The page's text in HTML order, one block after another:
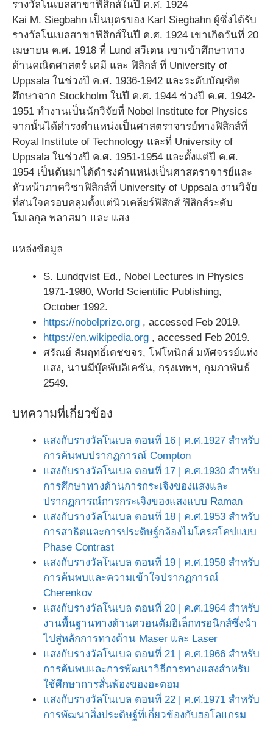
รางวัลโนเบลสาขาฟิสิกส์ในปี ค.ศ. 1924
Kai M. Siegbahn เป็นบุตรของ Karl Siegbahn ผู้ซึ่งได้รับ
รางวัลโนเบลสาขาฟิสิกส์ในปี ค.ศ. 1924 เขาเกิดวันที่ 20
เมษายน ค.ศ. 1918 ที่ Lund สวีเดน เขาเข้าศึกษาทาง
ด้านคณิตศาสตร์ เคมี และ ฟิสิกส์ ที่ University of
Uppsala ในช่วงปี ค.ศ. 1936-1942 และระดับบัณฺฑิต
ศึกษาจาก Stockholm ในปี ค.ศ. 1944 ช่วงปี ค.ศ. 1942-
1951 ทำงานเป็นนักวิจัยที่ Nobel Institute for Physics
จากนั้นได้ดำรงตำแหน่งเป็นศาสตราจารย์ทางฟิสิกส์ที่
Royal Institute of Technology และที่ University of
Uppsala ในช่วงปี ค.ศ. 1951-1954 และตั้งแต่ปี ค.ศ.
1954 เป็นต้นมาได้ดำรงตำแหน่งเป็นศาสตราจารย์และ
หัวหน้าภาควิชาฟิสิกส์ที่ University of Uppsala งานวิจัย
ที่สนใจครอบคลุมตั้งแต่นิวเคลียร์ฟิสิกส์ ฟิสิกส์ระดับ
โมเลกุล พลาสมา และ แสง
แหล่งข้อมูล
S. Lundqvist Ed., Nobel Lectures in Physics
1971-1980, World Scientific Publishing,
October 1992.
https://nobelprize.org , accessed Feb 2019.
https://en.wikipedia.org , accessed Feb 2019.
ศรัณย์ สัมฤทธิ์เดชขจร, โฟโทนิกส์ มหัศจรรย์แห่ง
แสง, นานมีบุ๊คพับลิเคชัน, กรุงเทพฯ, กุมภาพันธ์
2549.
บทความที่เกี่ยวข้อง
แสงกับรางวัลโนเบล ตอนที่ 16 | ค.ศ.1927 สำหรับ
การค้นพบปรากฏการณ์ Compton
แสงกับรางวัลโนเบล ตอนที่ 17 | ค.ศ.1930 สำหรับ
การศึกษาทางด้านการกระเจิงของแสงและ
ปรากฏการณ์การกระเจิงของแสงแบบ Raman
แสงกับรางวัลโนเบล ตอนที่ 18 | ค.ศ.1953 สำหรับ
การสาธิตและการประดิษฐ์กล้องไมโครสโคปแบบ
Phase Contrast
แสงกับรางวัลโนเบล ตอนที่ 19 | ค.ศ.1958 สำหรับ
การค้นพบและความเข้าใจปรากฏการณ์
Cherenkov
แสงกับรางวัลโนเบล ตอนที่ 20 | ค.ศ.1964 สำหรับ
งานพื้นฐานทางด้านควอนตัมอิเล็กทรอนิกส์ซึ่งนำ
ไปสู่หลักการทางด้าน Maser และ Laser
แสงกับรางวัลโนเบล ตอนที่ 21 | ค.ศ.1966 สำหรับ
การค้นพบและการพัฒนาวิธีการทางแสงสำหรับ
ใช้ศึกษาการสั่นพ้องของอะตอม
แสงกับรางวัลโนเบล ตอนที่ 22 | ค.ศ.1971 สำหรับ
การพัฒนาสิ่งประดิษฐ์ที่เกี่ยวข้องกับฮอโลแกรม